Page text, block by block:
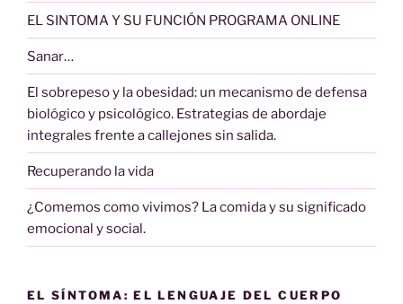
EL SINTOMA Y SU FUNCIÓN PROGRAMA ONLINE
Sanar…
El sobrepeso y la obesidad: un mecanismo de defensa
biológico y psicológico. Estrategias de abordaje
integrales frente a callejones sin salida.
Recuperando la vida
¿Comemos como vivimos? La comida y su significado
emocional y social.
EL SÍNTOMA: EL LENGUAJE DEL CUERPO